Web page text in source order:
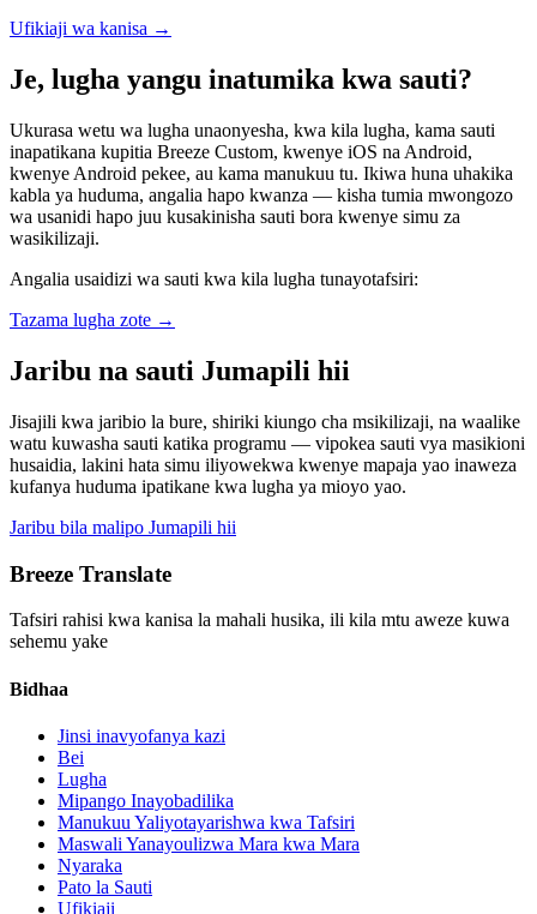
Ufikiaji wa kanisa →
Je, lugha yangu inatumika kwa sauti?
Ukurasa wetu wa lugha unaonyesha, kwa kila lugha, kama sauti
inapatikana kupitia Breeze Custom, kwenye iOS na Android,
kwenye Android pekee, au kama manukuu tu. Ikiwa huna uhakika
kabla ya huduma, angalia hapo kwanza — kisha tumia mwongozo
wa usanidi hapo juu kusakinisha sauti bora kwenye simu za
wasikilizaji.
Angalia usaidizi wa sauti kwa kila lugha tunayotafsiri:
Tazama lugha zote →
Jaribu na sauti Jumapili hii
Jisajili kwa jaribio la bure, shiriki kiungo cha msikilizaji, na waalike
watu kuwasha sauti katika programu — vipokea sauti vya masikioni
husaidia, lakini hata simu iliyowekwa kwenye mapaja yao inaweza
kufanya huduma ipatikane kwa lugha ya mioyo yao.
Jaribu bila malipo Jumapili hii
Breeze Translate
Tafsiri rahisi kwa kanisa la mahali husika, ili kila mtu aweze kuwa
sehemu yake
Bidhaa
Jinsi inavyofanya kazi
Bei
Lugha
Mipango Inayobadilika
Manukuu Yaliyotayarishwa kwa Tafsiri
Maswali Yanayoulizwa Mara kwa Mara
Nyaraka
Pato la Sauti
Ufikiaji